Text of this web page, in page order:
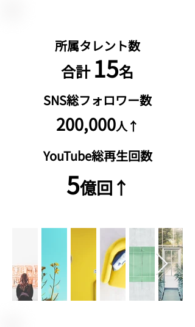
​所属タレント数
​合計 15名
​SNS総フォロワー数
200,000人↑
YouTube総再生回数
5億回↑